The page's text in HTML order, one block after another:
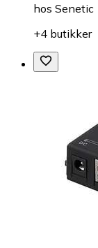
hos Senetic
+4 butikker